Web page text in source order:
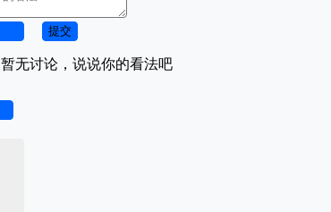
提交
暂无讨论，说说你的看法吧